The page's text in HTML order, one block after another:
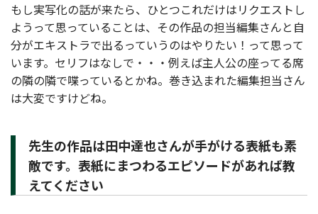
もし実写化の話が来たら、ひとつこれだけはリクエストし
ようって思っていることは、その作品の担当編集さんと自
分がエキストラで出るっていうのはやりたい！って思って
います。セリフはなしで・・・例えば主人公の座ってる席
の隣の隣で喋っているとかね。巻き込まれた編集担当さん
は大変ですけどね。
先生の作品は田中達也さんが手がける表紙も素
敵です。表紙にまつわるエピソードがあれば教
えてください